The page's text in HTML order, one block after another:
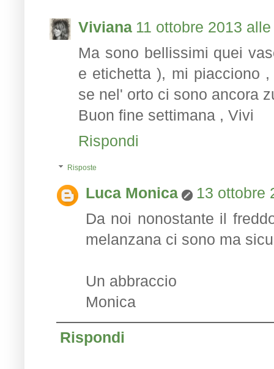
Viviana 11 ottobre 2013
Ma sono bellissimi quei
e etichetta ), mi piacciono
se nel' orto ci sono ancora
Buon fine settimana , Vivi
Rispondi
Risposte
Luca Monica
13 ottobre
Da noi nonostante il
melanzana ci sono ma
Un abbraccio
Monica
Rispondi